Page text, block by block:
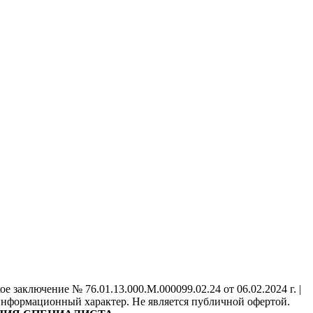
заключение № 76.01.13.000.М.000099.02.24 от 06.02.2024 г. |
характер. Не является публичной офертой.